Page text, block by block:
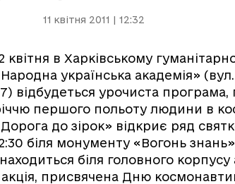
11 квітня 2011 | 12:32
квітня в Харківському
українська академія»
відбудеться урочиста програма,
першого польоту людини в
до зірок» відкриє ряд
біля монументу «Вогонь
біля головного корпусу
акція, присвячена Дню